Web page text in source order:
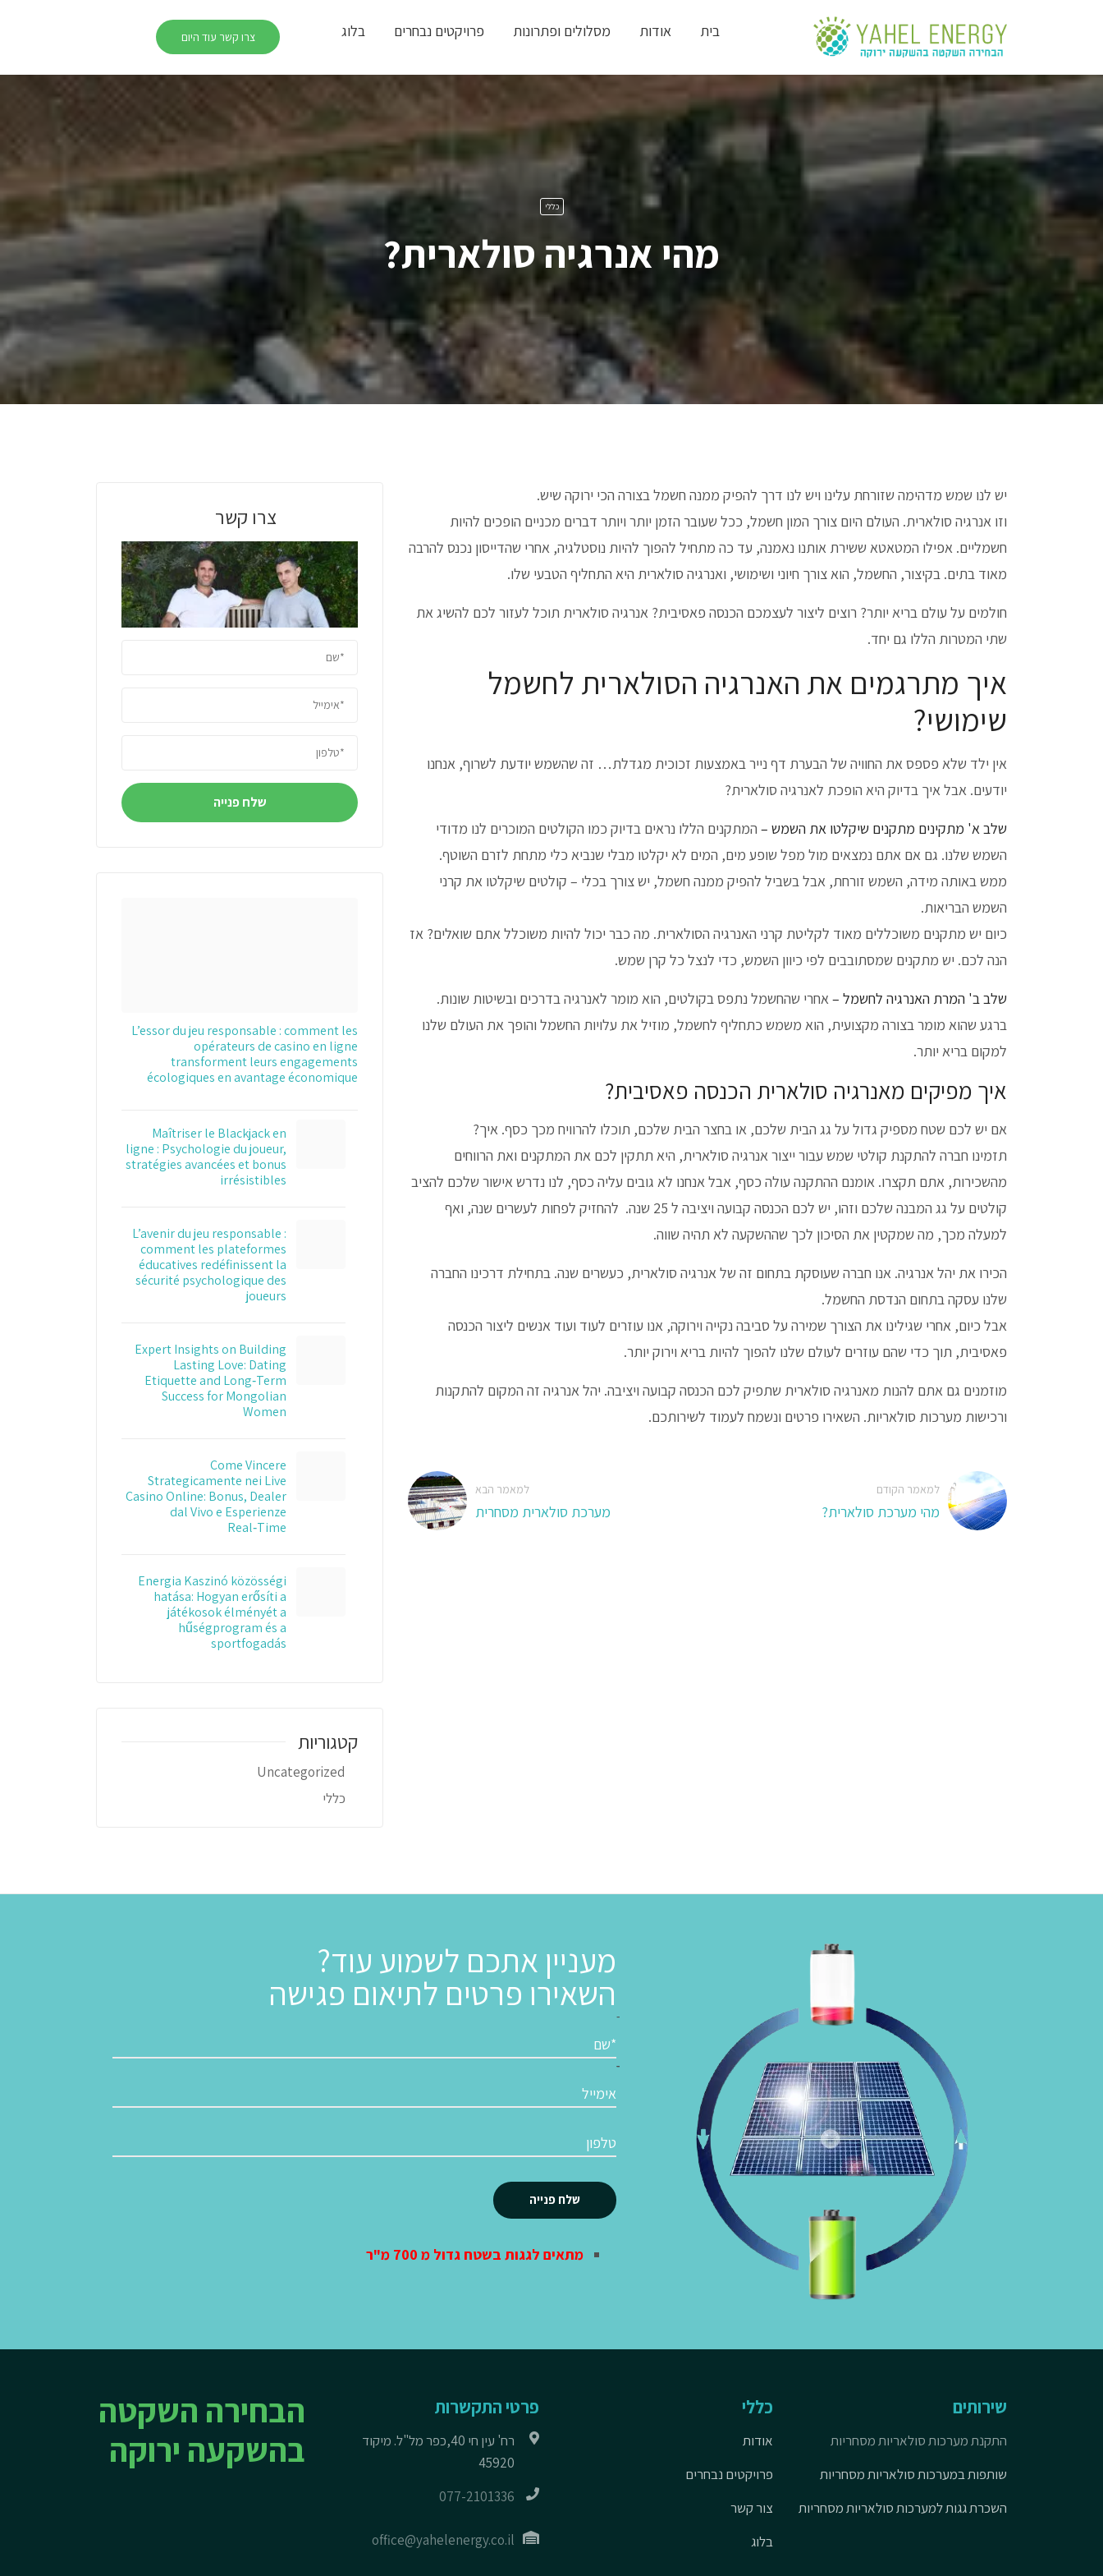
בית אודות מסלולים ופתרונות פרויקטים נבחרים בלוג צרו קשר עוד היום
כללי
מהי אנרגיה סולארית?
יש לנו שמש מדהימה שזורחת עלינו ויש לנו דרך להפיק ממנה חשמל בצורה הכי ירוקה שיש.
וזו אנרגיה סולארית. העולם היום צורך המון חשמל, ככל שעובר הזמן יותר ויותר דברים מכניים הופכים להיות
חשמליים. אפילו המטאטא ששירת אותנו נאמנה, עד כה מתחיל להפוך להיות נוסטלגיה, אחרי שהדייסון נכנס להרבה
מאוד בתים. בקיצור, החשמל, הוא צורך חיוני ושימושי, ואנרגיה סולארית היא התחליף הטבעי שלו.
חולמים על עולם בריא יותר? רוצים ליצור לעצמכם הכנסה פאסיבית? אנרגיה סולארית תוכל לעזור לכם להשיג את
שתי המטרות הללו גם יחד.
איך מתרגמים את האנרגיה הסולארית לחשמל
שימושי?
אין ילד שלא פספס את החוויה של הבערת דף נייר באמצעות זכוכית מגדלת… זה שהשמש יודעת לשרוף, אנחנו
יודעים. אבל איך בדיוק היא הופכת לאנרגיה סולארית?
שלב א' מתקינים מתקנים שיקלטו את השמש – המתקנים הללו נראים בדיוק כמו הקולטים המוכרים לנו מדודי
השמש שלנו. גם אם אתם נמצאים מול מפל שופע מים, המים לא יקלטו מבלי שנביא כלי מתחת לזרם השוטף.
ממש באותה מידה, השמש זורחת, אבל בשביל להפיק ממנה חשמל, יש צורך בכלי – קולטים שיקלטו את קרני
השמש הבריאות.
כיום יש מתקנים משוכללים מאוד לקליטת קרני האנרגיה הסולארית. מה כבר יכול להיות משוכלל אתם שואלים? אז
הנה לכם. יש מתקנים שמסתובבים לפי כיוון השמש, כדי לנצל כל קרן שמש.
שלב ב' המרת האנרגיה לחשמל –אחרי שהחשמל נתפס בקולטים, הוא מומר לאנרגיה בדרכים ובשיטות שונות.
ברגע שהוא מומר בצורה מקצועית, הוא משמש כתחליף לחשמל, מוזיל את עלויות החשמל והופך את העולם שלנו
למקום בריא יותר.
איך מפיקים מאנרגיה סולארית הכנסה פאסיבית?
אם יש לכם שטח מספיק גדול על גג הבית שלכם, או בחצר הבית שלכם, תוכלו להרוויח מכך כסף. איך?
תזמינו חברה להתקנת קולטי שמש עבור ייצור אנרגיה סולארית, היא תתקין לכם את המתקנים ואת הרווחים
מהשכירות, אתם תקצרו. אומנם ההתקנה עולה כסף, אבל אנחנו לא גובים עליה כסף, לנו נדרש אישור שלכם להציב
קולטים על גג המבנה שלכם וזהו, יש לכם הכנסה קבועה ויציבה ל 25 שנה. להחזיק לפחות לעשרים שנה, ואף
למעלה מכך, מה שמקטין את הסיכון לכך שההשקעה לא תהיה שווה.
הכירו את יהל אנרגיה. אנו חברה שעוסקת בתחום זה של אנרגיה סולארית, כעשרים שנה. בתחילת דרכינו החברה
שלנו עסקה בתחום הנדסת החשמל.
אבל כיום, אחרי שגילינו את הצורך שמירה על סביבה נקייה וירוקה, אנו עוזרים לעוד ועוד אנשים ליצור הכנסה
פאסיבית, תוך כדי שהם עוזרים לעולם שלנו להפוך להיות בריא וירוק יותר.
מוזמנים גם אתם להנות מאנרגיה סולארית שתפיק לכם הכנסה קבועה ויציבה. יהל אנרגיה זה המקום להתקנות
ורכישות מערכות סולאריות. השאירו פרטים ונשמח לעמוד לשירותכם.
למאמר הקודם
מהי מערכת סולארית?
למאמר הבא
מערכת סולארית מסחרית
צרו קשר
L’essor du jeu responsable : comment les
opérateurs de casino en ligne
transforment leurs engagements
écologiques en avantage économique
Maîtriser le Blackjack en
ligne : Psychologie du joueur,
stratégies avancées et bonus
irrésistibles
L’avenir du jeu responsable :
comment les plateformes
éducatives redéfinissent la
sécurité psychologique des
joueurs
Expert Insights on Building
Lasting Love: Dating
Etiquette and Long‑Term
Success for Mongolian
Women
Come Vincere
Strategicamente nei Live
Casino Online: Bonus, Dealer
dal Vivo e Esperienze
Real‑Time
Energia Kaszinó közösségi
hatása: Hogyan erősíti a
játékosok élményét a
hűségprogram és a
sportfogadás
קטגוריות
Uncategorized
כללי
מעניין אתכם לשמוע עוד?
השאירו פרטים לתיאום פגישה
Alternative:מתאים לגגות בשטח גדול מ 700 מ"ר
שירותים
התקנת מערכות סולאריות מסחריות
שותפות במערכות סולאריות מסחריות
השכרת גגות למערכות סולאריות מסחריות
כללי
אודות
פרויקטים נבחרים
צור קשר
בלוג
פרטי התקשרות
רח' עין חי 40,כפר מל"ל. מיקוד
45920
077-2101336
office@yahelenergy.co.il
הבחירה השקטה
בהשקעה ירוקה